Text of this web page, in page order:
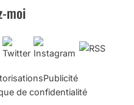
moi
Publicité
de confidentialité